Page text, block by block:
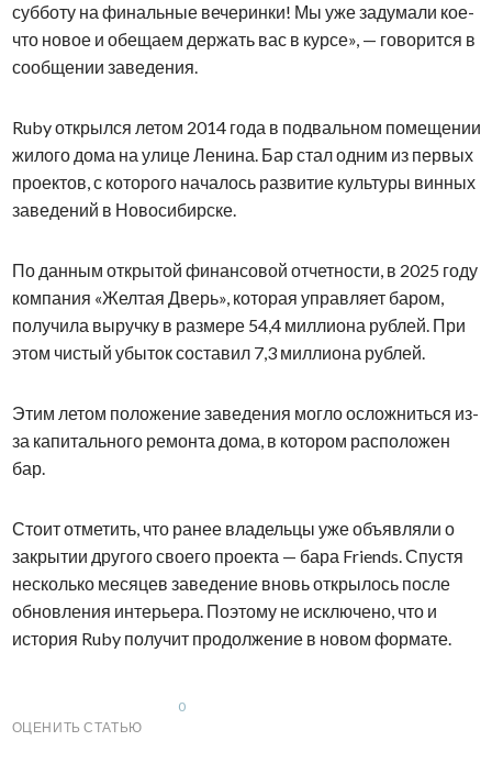
субботу на финальные вечеринки! Мы уже задумали кое-
что новое и обещаем держать вас в курсе», — говорится в
сообщении заведения.
Ruby открылся летом 2014 года в подвальном помещении
жилого дома на улице Ленина. Бар стал одним из первых
проектов, с которого началось развитие культуры винных
заведений в Новосибирске.
По данным открытой финансовой отчетности, в 2025 году
компания «Желтая Дверь», которая управляет баром,
получила выручку в размере 54,4 миллиона рублей. При
этом чистый убыток составил 7,3 миллиона рублей.
Этим летом положение заведения могло осложниться из-
за капитального ремонта дома, в котором расположен
бар.
Стоит отметить, что ранее владельцы уже объявляли о
закрытии другого своего проекта — бара Friends. Спустя
несколько месяцев заведение вновь открылось после
обновления интерьера. Поэтому не исключено, что и
история Ruby получит продолжение в новом формате.
ОЦЕНИТЬ СТАТЬЮ
0